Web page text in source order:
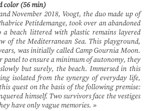
color (56 min)
November 2018, Voogt, the duo made up of
Petitdemange, took over an abandoned
a beach littered with plastic remains layered
of the Mediterranean Sea. This playground,
was initially called Camp Gournia Moon.
panel to ensure a minimum of autonomy, they
but surely, the beach. Immersed in this
isolated from the synergy of everyday life,
quest on the basis of the following premise:
himself. Two survivors face the vestiges
have only vague memories. »